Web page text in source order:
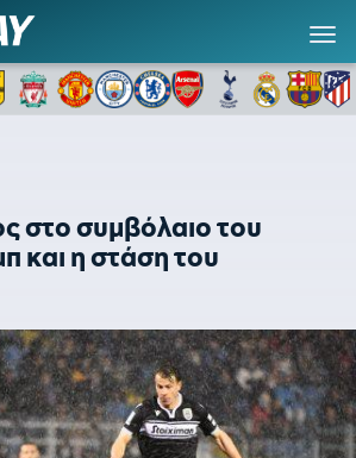
στο συμβόλαιο του
και η στάση του